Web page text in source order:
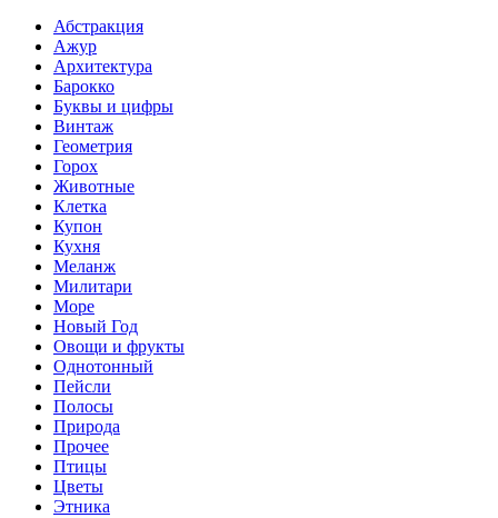
Абстракция
Ажур
Архитектура
Барокко
Буквы и цифры
Винтаж
Геометрия
Горох
Животные
Клетка
Купон
Кухня
Меланж
Милитари
Море
Новый Год
Овощи и фрукты
Однотонный
Пейсли
Полосы
Природа
Прочее
Птицы
Цветы
Этника